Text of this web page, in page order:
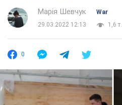
Марія Шевчук
War
29.03.2022 12:13
1,6 т.
0